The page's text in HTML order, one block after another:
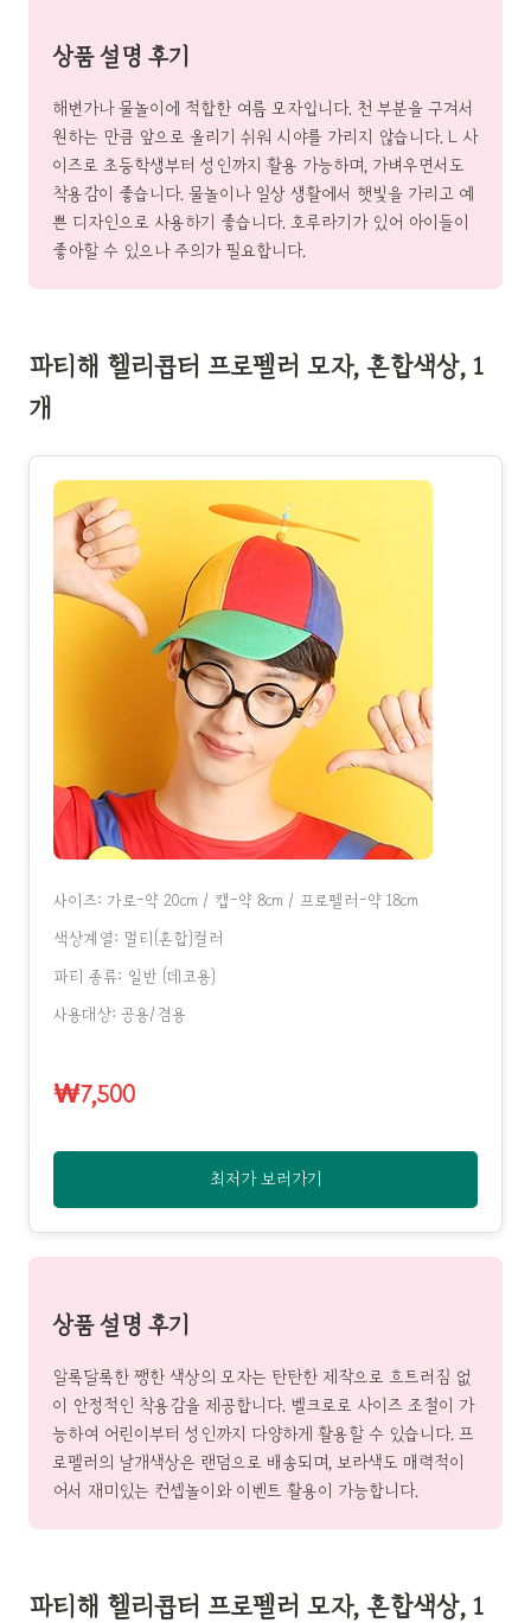
상품 설명 후기
해변가나 물놀이에 적합한 여름 모자입니다. 천 부분을 구겨서
원하는 만큼 앞으로 올리기 쉬워 시야를 가리지 않습니다. L 사
이즈로 초등학생부터 성인까지 활용 가능하며, 가벼우면서도
착용감이 좋습니다. 물놀이나 일상 생활에서 햇빛을 가리고 예
쁜 디자인으로 사용하기 좋습니다. 호루라기가 있어 아이들이
좋아할 수 있으나 주의가 필요합니다.
파티해 헬리콥터 프로펠러 모자, 혼합색상, 1
개
사이즈: 가로-약 20cm / 캡-약 8cm / 프로펠러-약 18cm
색상계열: 멀티(혼합)컬러
파티 종류: 일반 (데코용)
사용대상: 공용/겸용
₩7,500
최저가 보러가기
상품 설명 후기
알록달록한 쨍한 색상의 모자는 탄탄한 제작으로 흐트러짐 없
이 안정적인 착용감을 제공합니다. 벨크로로 사이즈 조절이 가
능하여 어린이부터 성인까지 다양하게 활용할 수 있습니다. 프
로펠러의 날개색상은 랜덤으로 배송되며, 보라색도 매력적이
어서 재미있는 컨셉놀이와 이벤트 활용이 가능합니다.
파티해 헬리콥터 프로펠러 모자, 혼합색상, 1